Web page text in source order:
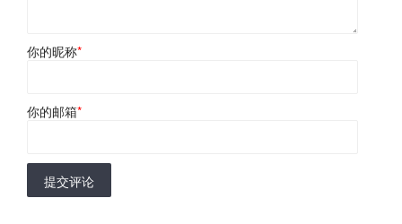
你的昵称*
你的邮箱*
提交评论